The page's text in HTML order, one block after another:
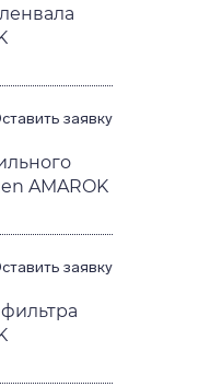
заявку
AMAROK
заявку